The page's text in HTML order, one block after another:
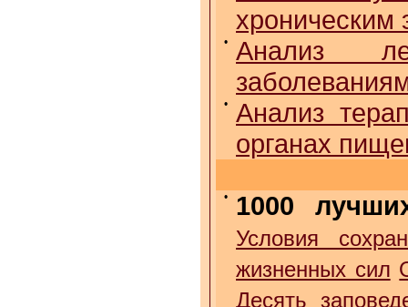
хроническим
•
Анализ
•
Анализ
органах
• 1000
Условия
жизненных сил
Десять